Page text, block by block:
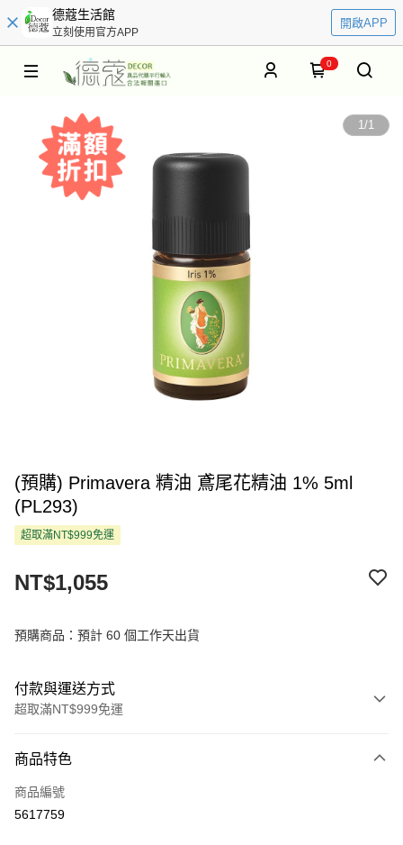
德蔻生活館
立刻使用官方APP
開啟APP
0
1/1
(預購) Primavera 精油 鳶尾花精油 1% 5ml
(PL293)
超取滿NT$999免運
NT$1,055
預購商品：預計 60 個工作天出貨
付款與運送方式
超取滿NT$999免運
信用卡一次付款
超商取貨付款
商品特色
商品編號
5617759